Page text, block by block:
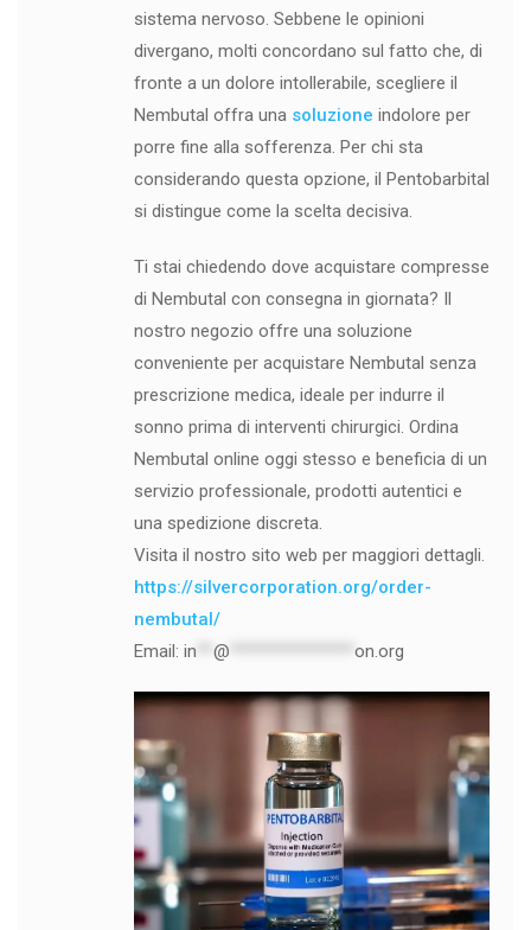
sistema nervoso. Sebbene le opinioni
divergano, molti concordano sul fatto che, di
fronte a un dolore intollerabile, scegliere il
Nembutal offra una soluzione indolore per
porre fine alla sofferenza. Per chi sta
considerando questa opzione, il Pentobarbital
si distingue come la scelta decisiva.
Ti stai chiedendo dove acquistare compresse
di Nembutal con consegna in giornata? Il
nostro negozio offre una soluzione
conveniente per acquistare Nembutal senza
prescrizione medica, ideale per indurre il
sonno prima di interventi chirurgici. Ordina
Nembutal online oggi stesso e beneficia di un
servizio professionale, prodotti autentici e
una spedizione discreta.
Visita il nostro sito web per maggiori dettagli.
https://silvercorporation.org/order-
nembutal/
Email: in @ on.org